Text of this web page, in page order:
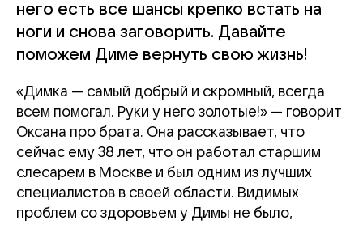
него есть все шансы крепко встать на
ноги и снова заговорить. Давайте
поможем Диме вернуть свою жизнь!
«Димка — самый добрый и скромный, всегда
всем помогал. Руки у него золотые!» — говорит
Оксана про брата. Она рассказывает, что
сейчас ему 38 лет, что он работал старшим
слесарем в Москве и был одним из лучших
специалистов в своей области. Видимых
проблем со здоровьем у Димы не было,